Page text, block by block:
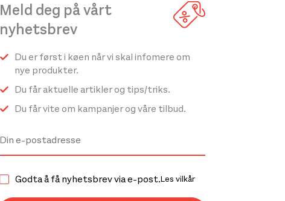
Meld deg på vårt
nyhetsbrev
Du er først i køen når vi skal infomere om
nye produkter.
Du får aktuelle artikler og tips/triks.
Du får vite om kampanjer og våre tilbud.
Godta å få nyhetsbrev via e-post.Les vilkår